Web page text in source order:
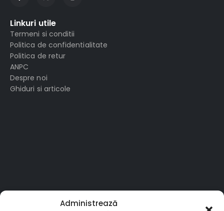
Administrează
Linkuri utile
Termeni si conditii
Politica de confidentialitate
Politica de retur
ANPC
Despre noi
Ghiduri si articole